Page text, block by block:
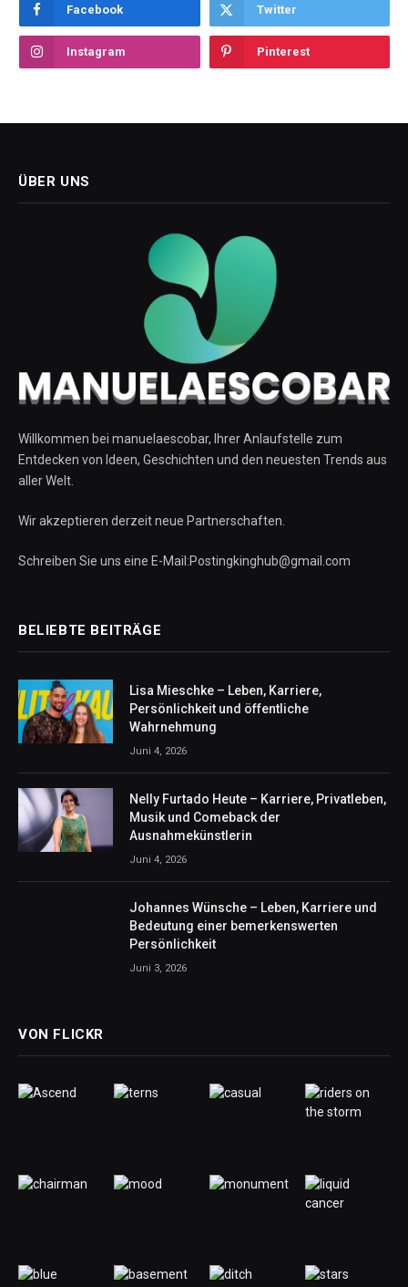
Facebook Twitter
Instagram Pinterest
ÜBER UNS
Willkommen bei manuelaescobar, Ihrer Anlaufstelle zum
Entdecken von Ideen, Geschichten und den neuesten Trends aus
aller Welt.
Wir akzeptieren derzeit neue Partnerschaften.
Schreiben Sie uns eine E-Mail:Postingkinghub@gmail.com
BELIEBTE BEITRÄGE
Lisa Mieschke – Leben, Karriere,
Persönlichkeit und öffentliche
Wahrnehmung
Juni 4, 2026
Nelly Furtado Heute – Karriere, Privatleben,
Musik und Comeback der
Ausnahmekünstlerin
Juni 4, 2026
Johannes Wünsche – Leben, Karriere und
Bedeutung einer bemerkenswerten
Persönlichkeit
Juni 3, 2026
VON FLICKR